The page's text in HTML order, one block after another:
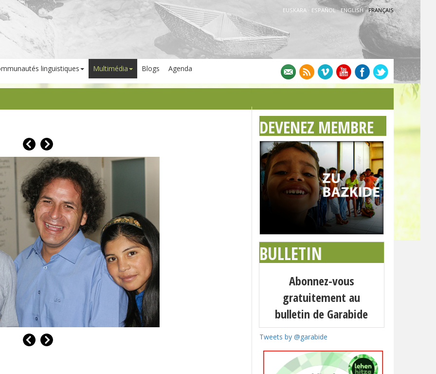
EUSKARA · ESPAÑOL· ENGLISH · FRANÇAIS
linguistiques Multimédia Blogs Agenda
DEVENEZ MEMBRE
BULLETIN
Abonnez-vous
gratuitement au
bulletin de Garabide
Tweets by @garabide